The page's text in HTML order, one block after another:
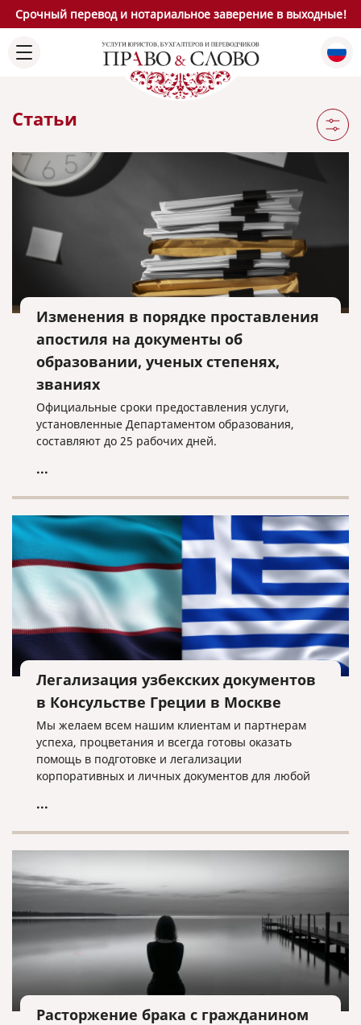
Срочный перевод и нотариальное заверение в выходные!
Статьи
Изменения в порядке проставления
апостиля на документы об
образовании, ученых степенях,
званиях
Официальные сроки предоставления услуги,
установленные Департаментом образования,
составляют до 25 рабочих дней.
...
Легализация узбекских документов
в Консульстве Греции в Москве
Мы желаем всем нашим клиентам и партнерам
успеха, процветания и всегда готовы оказать
помощь в подготовке и легализации
корпоративных и личных документов для любой
...
Расторжение брака с гражданином